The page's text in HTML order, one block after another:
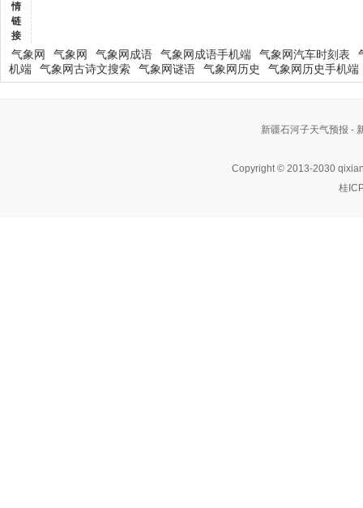
情
链
接
气象网 气象网 气象网成语 气象网成语手机端 气象网汽车时刻表
机端
气象网古诗文搜索 气象网谜语 气象网历史 气象网历史手机端
新疆石河子天气预报 -
Copyright © 2013-2030
桂